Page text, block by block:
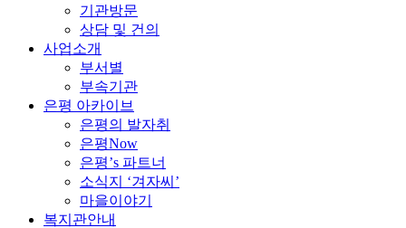
기관방문
상담 및 건의
사업소개
부서별
부속기관
은평 아카이브
은평의 발자취
은평Now
은평’s 파트너
소식지 ‘겨자씨’
마을이야기
복지관안내